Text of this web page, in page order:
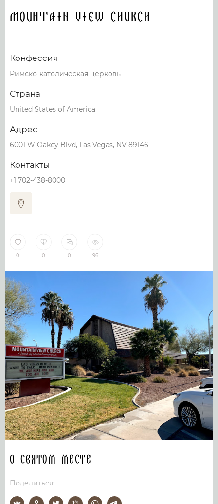
Mountain View Church
Конфессия
Римско-католическая церковь
Страна
United States of America
Адрес
6001 W Oakey Blvd, Las Vegas, NV 89146
Контакты
+1 702-438-8000
0 0 0 96
О святом месте
Поделиться: